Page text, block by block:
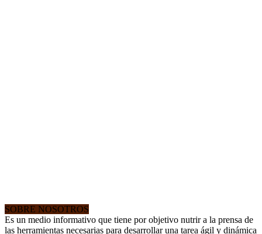
SOBRE NOSOTROS
Es un medio informativo que tiene por objetivo nutrir a la prensa de
las herramientas necesarias para desarrollar una tarea ágil y dinámica